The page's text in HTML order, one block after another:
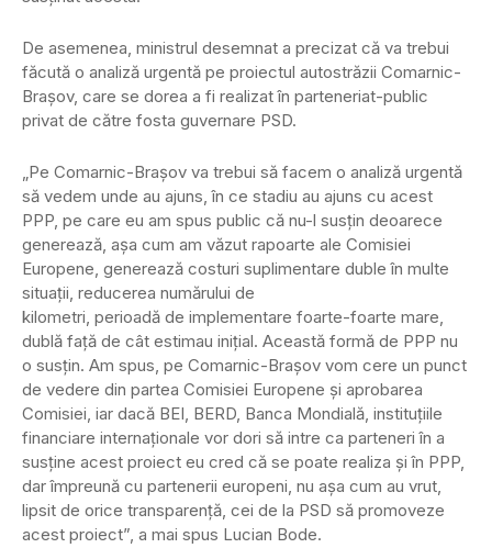
De asemenea, ministrul desemnat a precizat că va trebui
făcută o analiză urgentă pe proiectul autostrăzii Comarnic-
Braşov, care se dorea a fi realizat în parteneriat-public
privat de către fosta guvernare PSD.
„Pe Comarnic-Braşov va trebui să facem o analiză urgentă
să vedem unde au ajuns, în ce stadiu au ajuns cu acest
PPP, pe care eu am spus public că nu-l susţin deoarece
generează, aşa cum am văzut rapoarte ale Comisiei
Europene, generează costuri suplimentare duble în multe
situaţii, reducerea numărului de
kilometri, perioadă de implementare foarte-foarte mare,
dublă faţă de cât estimau iniţial. Această formă de PPP nu
o susţin. Am spus, pe Comarnic-Braşov vom cere un punct
de vedere din partea Comisiei Europene şi aprobarea
Comisiei, iar dacă BEI, BERD, Banca Mondială, instituţiile
financiare internaţionale vor dori să intre ca parteneri în a
susţine acest proiect eu cred că se poate realiza şi în PPP,
dar împreună cu partenerii europeni, nu aşa cum au vrut,
lipsit de orice transparenţă, cei de la PSD să promoveze
acest proiect”, a mai spus Lucian Bode.